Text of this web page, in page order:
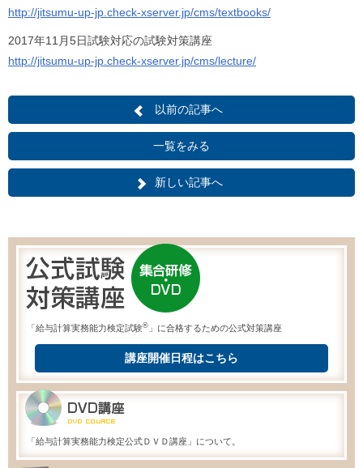
http://jitsumu-up-jp.check-xserver.jp/cms/textbooks/
2017年11月5日試験対応の試験対策講座
http://jitsumu-up-jp.check-xserver.jp/cms/lecture/
以前の記事へ
一覧をみる
新しい記事へ
「給与計算実務能力検定試験® 」に合格するための公式対策講座
講座開催日程はこちら
「給与計算実務能力検定公式ＤＶＤ講座」について。